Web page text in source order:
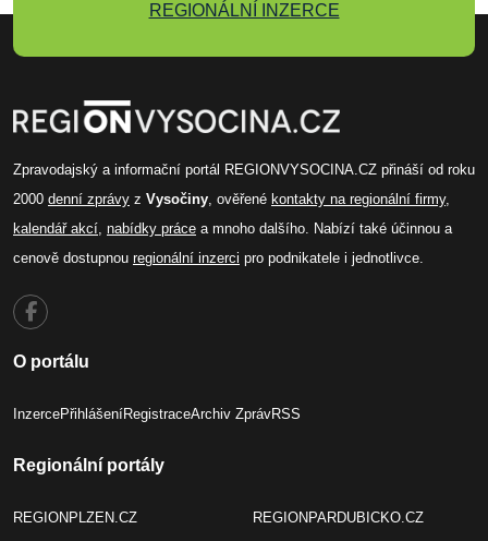
REGIONÁLNÍ INZERCE
Zpravodajský a informační portál REGIONVYSOCINA.CZ přináší od roku
2000 denní zprávy z Vysočiny , ověřené kontakty na regionální firmy,
kalendář akcí nabídky práce a mnoho dalšího. Nabízí také účinnou a
cenově dostupnou regionální inzerci pro podnikatele i jednotlivce.
O portálu
InzercePřihlášeníRegistraceArchiv ZprávRSS
Regionální portály
REGIONPLZEN.CZ REGIONPARDUBICKO.CZ